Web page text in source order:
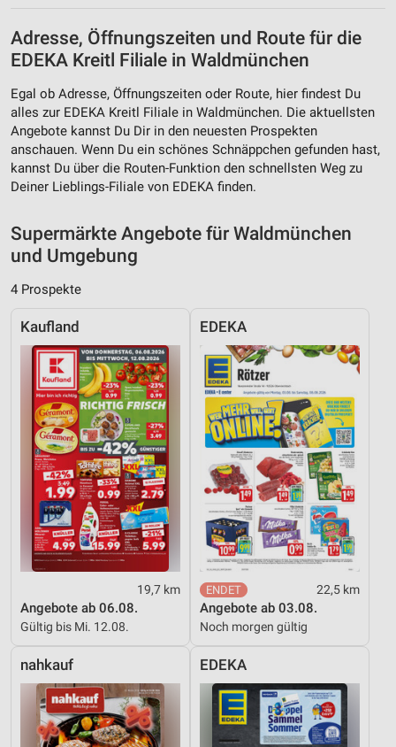
Adresse, Öffnungszeiten und Route für die
EDEKA Kreitl Filiale in Waldmünchen
Egal ob Adresse, Öffnungszeiten oder Route, hier findest Du
alles zur EDEKA Kreitl Filiale in Waldmünchen. Die aktuellsten
Angebote kannst Du Dir in den neuesten Prospekten
anschauen. Wenn Du ein schönes Schnäppchen gefunden hast,
kannst Du über die Routen-Funktion den schnellsten Weg zu
Deiner Lieblings-Filiale von EDEKA finden.
Supermärkte Angebote für Waldmünchen
und Umgebung
4 Prospekte
Kaufland
19,7 km
Angebote ab 06.08.
Gültig bis Mi. 12.08.
EDEKA
22,5 km
Angebote ab 03.08.
Noch morgen gültig
nahkauf EDEKA
Messung der Werbeleistung
Analyse von Zielgruppen durch Statistiken oder
Kombinationen von Daten aus verschiedenen
Quellen
Entwicklung und Verbesserung der Angebote
Inhalten
IAB-Besonderheiten:
Verwendung genauer Standortdaten
Geräte anhand von aktiv angeforderten
Nicht-IAB-Verarbeitungszwecke:
Notwendig
Performance
Funktional
Werbung